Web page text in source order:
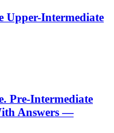
Upper-Intermediate
Pre-Intermediate
Answers —